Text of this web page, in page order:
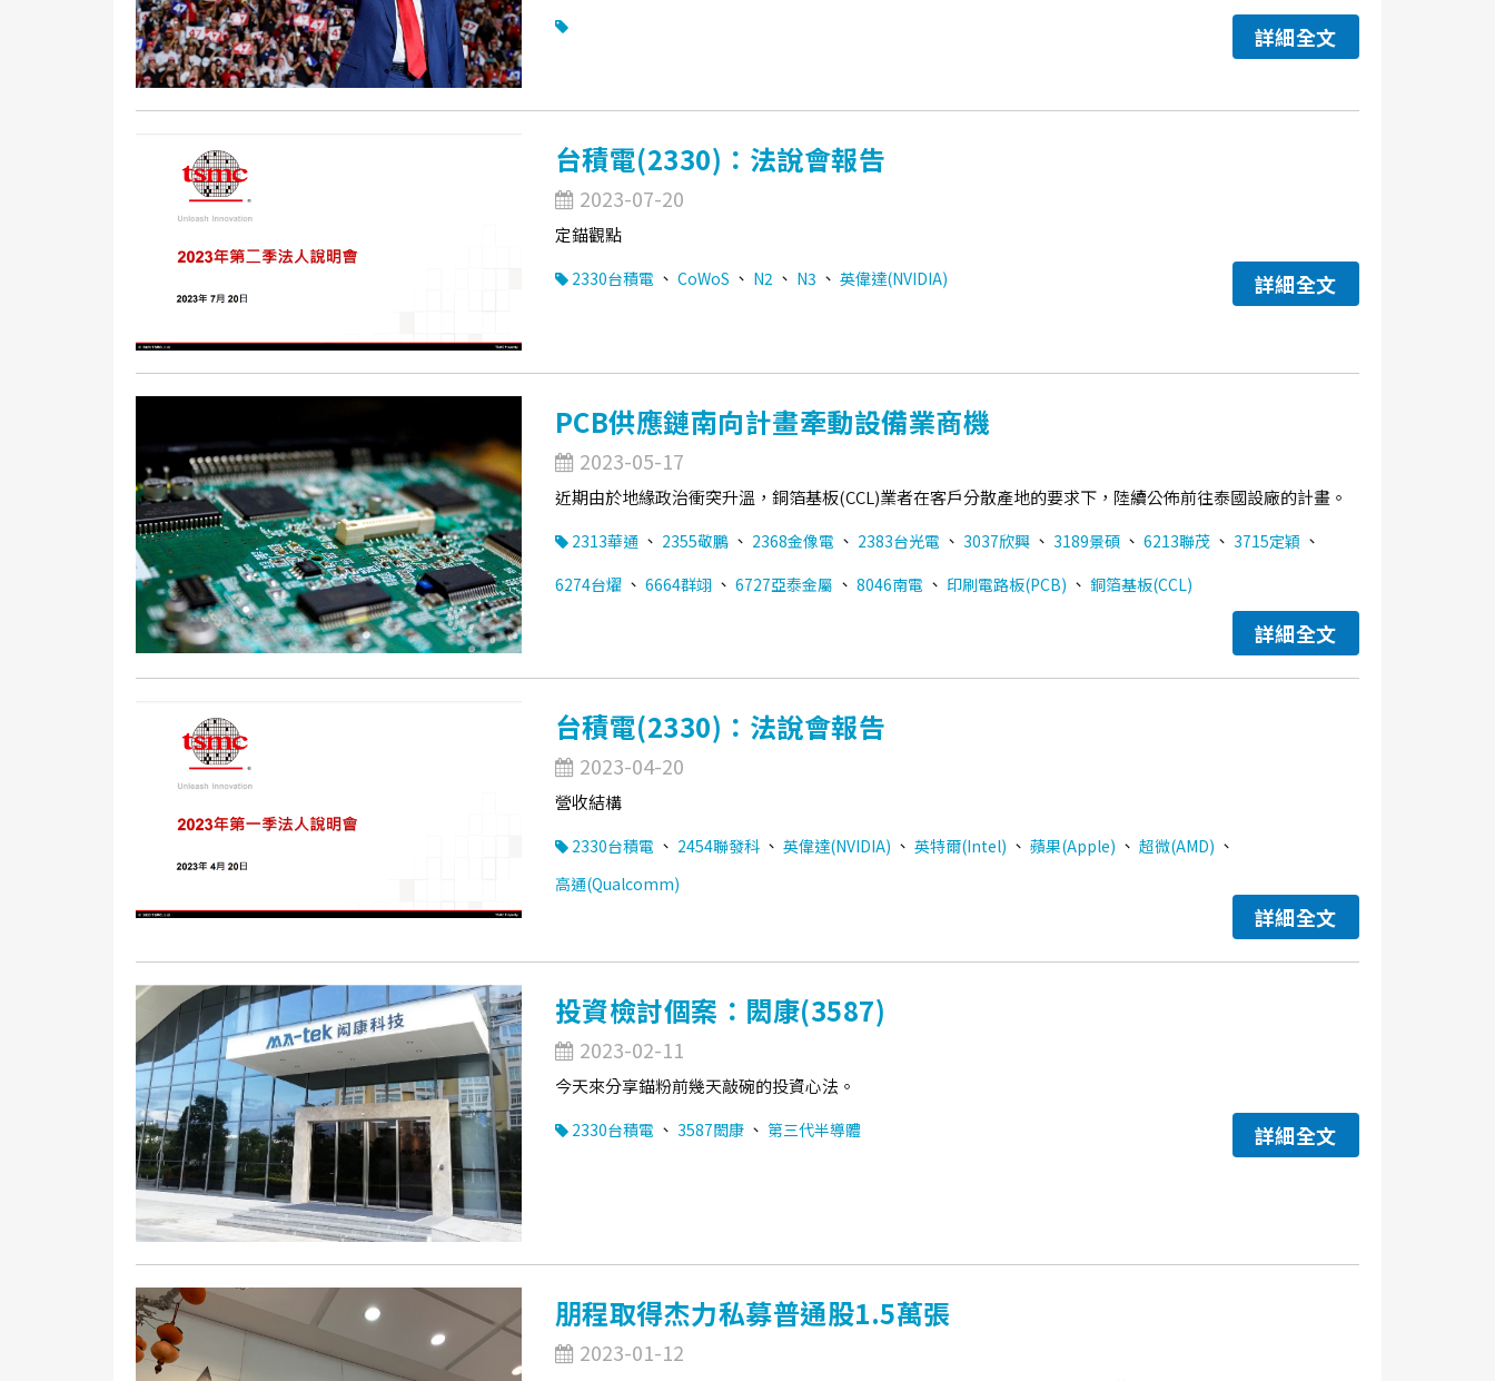
詳細全文
台積電(2330)：法說會報告
2023-07-20
定錨觀點
2330台積電 、 CoWoS 、 N2 、 N3 、 英偉達(NVIDIA) 詳細全文
PCB供應鏈南向計畫牽動設備業商機
2023-05-17
近期由於地緣政治衝突升溫，銅箔基板(CCL)業者在客戶分散產地的要求下，陸續公佈前往泰國設廠的計畫。
2313華通 、 2355敬鵬 、 2368金像電 、 2383台光電 、 3037欣興 、 3189景碩 、 6213聯茂 、 3715定穎 、
6274台燿 、 6664群翊 、 6727亞泰金屬 、 8046南電 、 印刷電路板(PCB) 、 銅箔基板(CCL)
詳細全文
台積電(2330)：法說會報告
2023-04-20
營收結構
2330台積電 、 2454聯發科 、 英偉達(NVIDIA) 、 英特爾(Intel) 、 蘋果(Apple) 、 超微(AMD) 、
高通(Qualcomm)
詳細全文
投資檢討個案：閎康(3587)
2023-02-11
今天來分享錨粉前幾天敲碗的投資心法。
2330台積電 、 3587閎康 、 第三代半導體 詳細全文
朋程取得杰力私募普通股1.5萬張
2023-01-12